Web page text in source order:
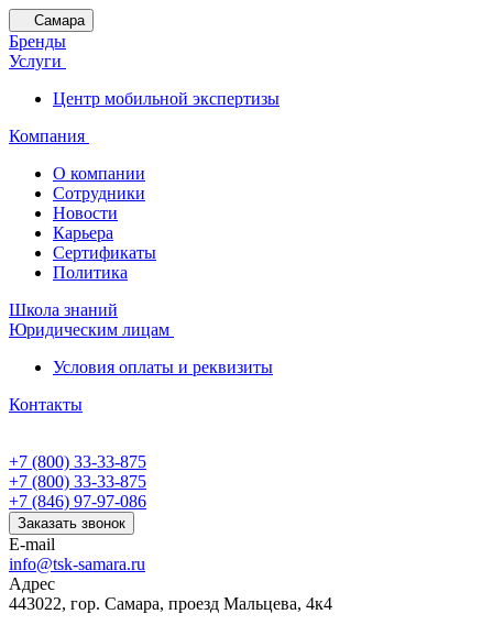
Самара
Бренды
Услуги
Центр мобильной экспертизы
Компания
О компании
Сотрудники
Новости
Карьера
Сертификаты
Политика
Школа знаний
Юридическим лицам
Условия оплаты и реквизиты
Контакты
+7 (800) 33-33-875
+7 (800) 33-33-875
+7 (846) 97-97-086
Заказать звонок
E-mail
info@tsk-samara.ru
Адрес
443022, гор. Самара, проезд Мальцева, 4к4